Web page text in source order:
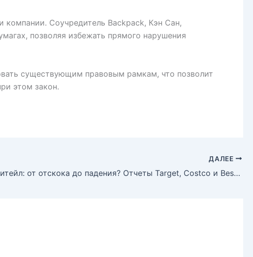
компании. Соучредитель Backpack, Кэн Сан,
позволяя избежать прямого нарушения
существующим правовым рамкам, что позволит
этом закон.
ДАЛЕЕ
Ритейл: от отскока до падения? Отчеты Target, Costco и Best Buy покажут реальную картину